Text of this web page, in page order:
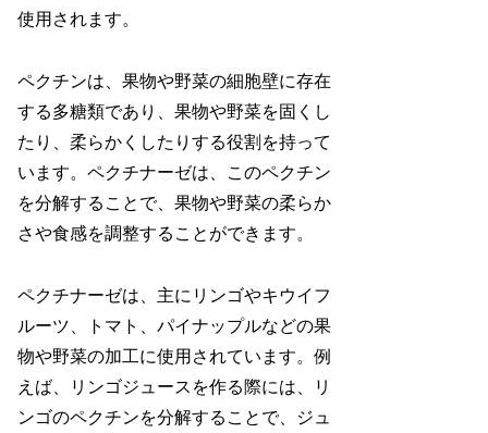
使用されます。
ペクチンは、果物や野菜の細胞壁に存在
する多糖類であり、果物や野菜を固くし
たり、柔らかくしたりする役割を持って
います。ペクチナーゼは、このペクチン
を分解することで、果物や野菜の柔らか
さや食感を調整することができます。
ペクチナーゼは、主にリンゴやキウイフ
ルーツ、トマト、パイナップルなどの果
物や野菜の加工に使用されています。例
えば、リンゴジュースを作る際には、リ
ンゴのペクチンを分解することで、ジュ